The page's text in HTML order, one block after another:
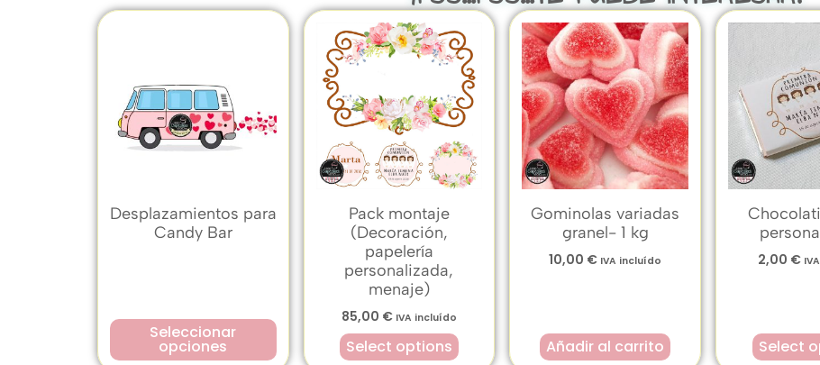
Desplazamientos para
Candy Bar
Seleccionar
opciones
Pack montaje
(Decoración,
papelería
personalizada,
menaje)
85,00 € IVA incluído
Select options
Gominolas variadas
granel- 1 kg
10,00 € IVA incluído
Añadir al carrito
2,00 €
Select